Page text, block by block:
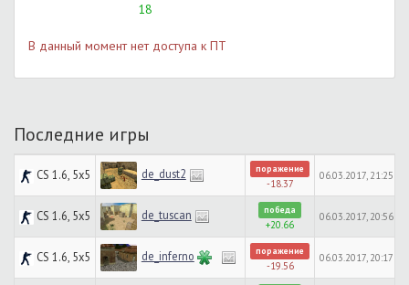
18
В данный момент нет доступа к ПТ
Последние игры
CS 1.6, 5x5 de_dust2 поражение
-18.37
06.03.2017, 21:25
CS 1.6, 5x5 de_tuscan победа
+20.66
06.03.2017, 20:56
CS 1.6, 5x5 de_inferno поражение
-19.56
06.03.2017, 20:17